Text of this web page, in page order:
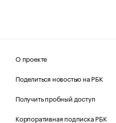
О проекте
Поделиться новостью на РБК
Получить пробный доступ
Корпоративная подписка РБК